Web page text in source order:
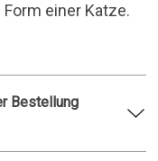
einer Katze.
Bestellung